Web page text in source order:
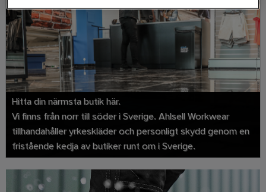
Hitta din närmsta butik här.
Vi finns från norr till söder i Sverige. Ahlsell Workwear
tillhandahåller yrkeskläder och personligt skydd genom en
fristående kedja av butiker runt om i Sverige.